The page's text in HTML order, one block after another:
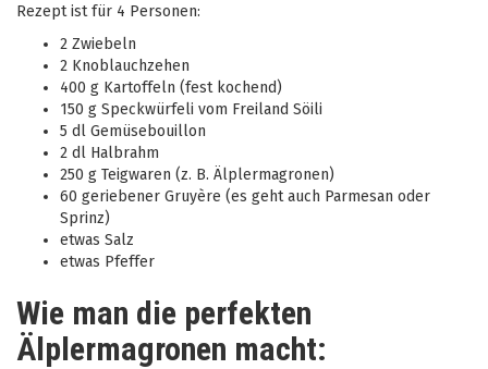
Rezept ist für 4 Personen:
2 Zwiebeln
2 Knoblauchzehen
400 g Kartoffeln (fest kochend)
150 g Speckwürfeli vom Freiland Söili
5 dl Gemüsebouillon
2 dl Halbrahm
250 g Teigwaren (z. B. Älplermagronen)
60 geriebener Gruyère (es geht auch Parmesan oder
Sprinz)
etwas Salz
etwas Pfeffer
Wie man die perfekten
Älplermagronen macht: